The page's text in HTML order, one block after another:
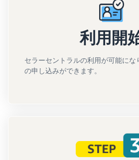
利用開
セラーセントラルの利用が可能にな
の申し込みができます。